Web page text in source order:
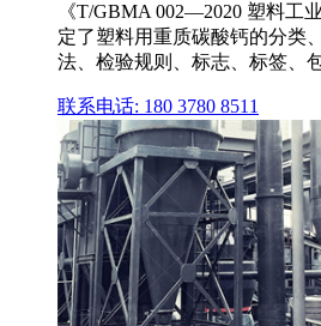
《T/GBMA 002—2020 塑料工
定了塑料用重质碳酸钙的分类
法、检验规则、标志、标签、
联系电话: 180 3780 8511